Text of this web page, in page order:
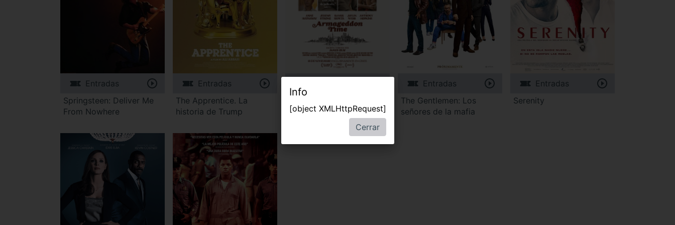
Entradas
Springsteen: Deliver Me
From Nowhere
Entradas
The Apprentice. La
historia de Trump
Entradas
The Gentlemen: Los
señores de la mafia
Entradas
Serenity
Info
[object XMLHttpRequest]
Cerrar